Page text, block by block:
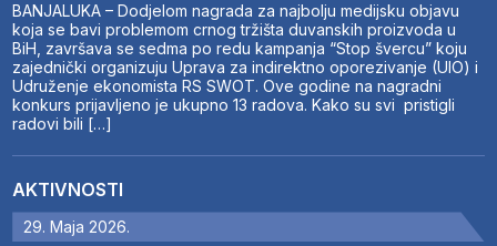
BANJALUKA – Dodjelom nagrada za najbolju medijsku objavu
koja se bavi problemom crnog tržišta duvanskih proizvoda u
BiH, završava se sedma po redu kampanja “Stop švercu” koju
zajednički organizuju Uprava za indirektno oporezivanje (UIO) i
Udruženje ekonomista RS SWOT. Ove godine na nagradni
konkurs prijavljeno je ukupno 13 radova. Kako su svi pristigli
radovi bili […]
AKTIVNOSTI
29. Maja 2026.